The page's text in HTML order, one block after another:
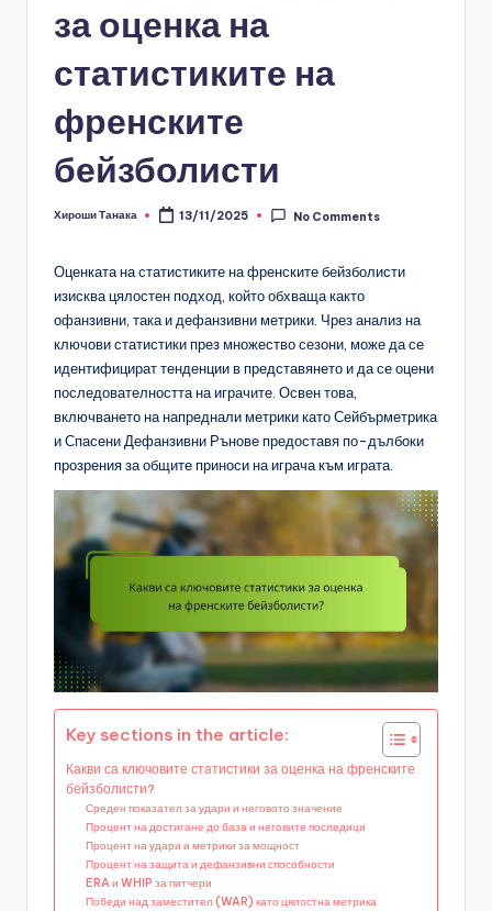
за оценка на
статистиките на
френските
бейзболисти
Posted
Хироши Танака 13/11/2025 No Comments
Оценката на статистиките на френските бейзболисти
изисква цялостен подход, който обхваща както
офанзивни, така и дефанзивни метрики. Чрез анализ на
ключови статистики през множество сезони, може да се
идентифицират тенденции в представянето и да се оцени
последователността на играчите. Освен това,
включването на напреднали метрики като Сейбърметрика
и Спасени Дефанзивни Рънове предоставя по-дълбоки
прозрения за общите приноси на играча към играта.
Key sections in the article:
Какви са ключовите статистики за оценка на френските
бейзболисти?
Среден показател за удари и неговото значение
Процент на достигане до база и неговите последици
Процент на удари и метрики за мощност
Процент на защита и дефанзивни способности
ERA и WHIP за питчери
Победи над заместител (WAR) като цялостна метрика